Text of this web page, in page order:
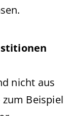
nicht aus
Beispiel